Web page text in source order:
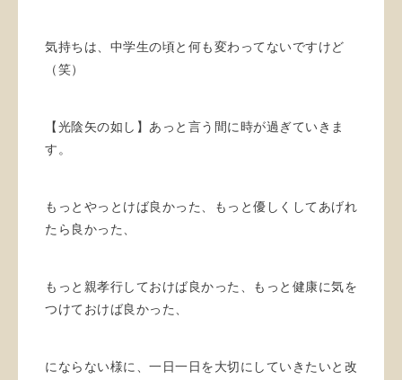
気持ちは、中学生の頃と何も変わってないですけど
（笑）
【光陰矢の如し】あっと言う間に時が過ぎていきま
す。
もっとやっとけば良かった、もっと優しくしてあげれ
たら良かった、
もっと親孝行しておけば良かった、もっと健康に気を
つけておけば良かった、
にならない様に、一日一日を大切にしていきたいと改